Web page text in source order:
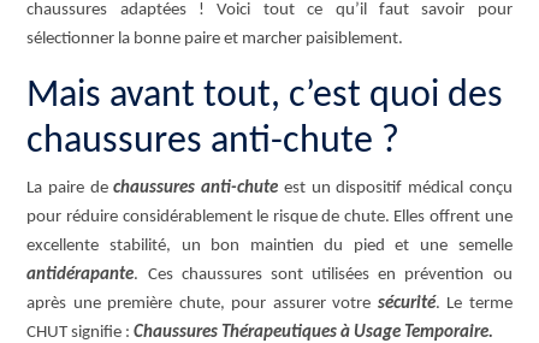
chaussures adaptées ! Voici tout ce qu’il faut savoir pour
sélectionner la bonne paire et marcher paisiblement.
Mais avant tout, c’est quoi des
chaussures anti-chute ?
La paire de chaussures anti-chute est un dispositif médical conçu
pour réduire considérablement le risque de chute. Elles offrent une
excellente stabilité, un bon maintien du pied et une semelle
antidérapante. Ces chaussures sont utilisées en prévention ou
après une première chute, pour assurer votre sécurité. Le terme
CHUT signifie :Chaussures Thérapeutiques à Usage Temporaire.